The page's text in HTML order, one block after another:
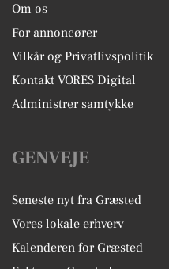
Om os
For annoncører
Vilkår og Privatlivspolitik
Kontakt VORES Digital
Administrer samtykke
GENVEJE
Seneste nyt fra Græsted
Vores lokale erhverv
Kalenderen for Græsted